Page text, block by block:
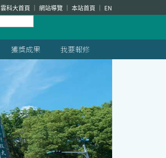
雲科大首頁 網站導覽 本站首頁 EN
獲獎成果 我要報修